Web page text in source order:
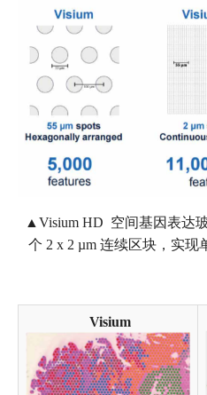
▲Visium HD 空间基因表达
个 2 x 2 µm 连续区块，实现
Visium